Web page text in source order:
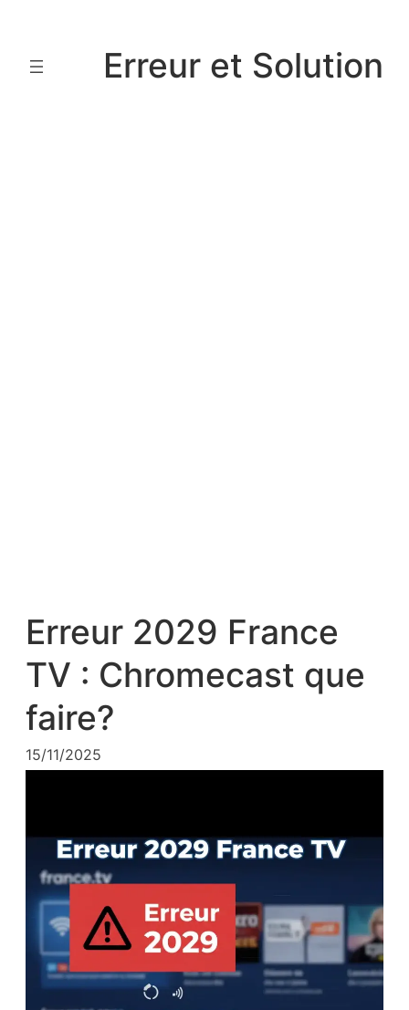
contenu
Erreur et Solution
Erreur 2029 France
TV : Chromecast que
faire?
15/11/2025